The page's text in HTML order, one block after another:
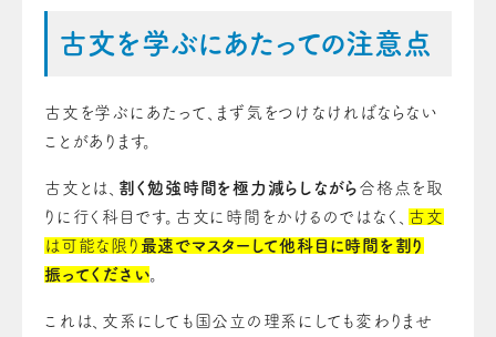
古文を学ぶにあたっての注意点
古文を学ぶにあたって、まず気をつけなければならない
ことがあります。
古文とは、 割く勉強時間を極力減らしながら 合格点を取
りに行く科目です。古文に時間をかけるのではなく、 古文
は可能な限り 最速でマスターして他科目に時間を割り
振ってください
これは、文系にしても国公立の理系にしても変わりませ